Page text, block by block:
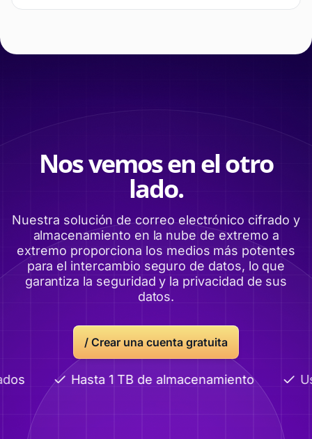
Nos vemos en el otro
lado.
Nuestra solución de correo electrónico cifrado y
almacenamiento en la nube de extremo a
extremo proporciona los medios más potentes
para el intercambio seguro de datos, lo que
garantiza la seguridad y la privacidad de sus
datos.
/ Crear una cuenta gratuita
Hasta 1 TB de almacenamiento